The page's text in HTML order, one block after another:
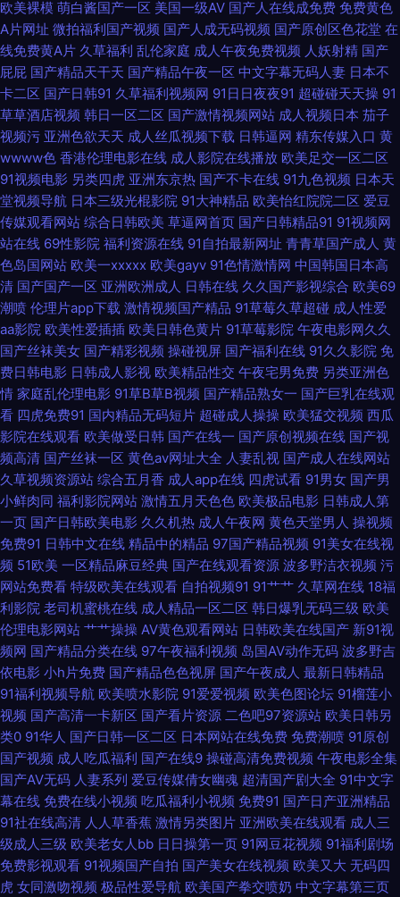
婷婷五月天啪啪 超碰97在线人人 日本乱理高清中文字幕 2018好看的电影 黄
色在线导航 天天综合网最新 成人尤物在线 欧美久久综合伊人 中国熟女撒尿
毛茸茸 国产做受高潮豆麻 污污污免费网站 成全视频大全高清全集在线下载
精品秒播无毒不卡国产 午夜国产手机在线观看 电影在线观看免费网 欧美在
线A片 种鬼国语完整版优酷 韩国视频HDAV 四虎黄一级片 www污91 农民影
视vip会员电视剧 伊香蕉大综 国产区一区二久久 av资源一 欧美成人另类综合
宅男噜噜66国产 国产在线日本 神马94 www豆花av 免费看电影 亚洲日韩制
国产精品成人免费视频99 日本天堂网 91白虎免费观看 精品视频99 新电影天
堂在线观看 福利资源在线久 欧美一区二区三区操逼 2021最新免费追剧网站
黄页免费在线观看日韩 天天夜夜 成a级人在线 欧美精品一级中文字幕 影音先
锋在线资源网 国产亚洲成 日日夜夜看毛片 99热精品这里只 狼群影院www
亚洲国产精品福利一 经典偷窥盗 最新国产主播一区二区 老湿机视频61试 亚
洲国产精品9国产 国产剧情自产愉拍精品 日韩美女成人免费网站 不卡网免中
文费理论影院 午夜剧场污 国产在线高 bt之家电影天堂下载 让自己散发光彩
91p最新网址 精品乱码一区二区 午夜91 电视剧免费在线观看 殴美日韩成人
扬院 中文字幕日韩在线 国语91自 天天曰曰 成人国产免费 欧美色一区 宅男大
香蕉大香蕉 国产足控脚交在线观看 天天综合网～永久入口 成年必看视频在
线观看 欧美日本免费一区二区 在线亚洲天堂 国产综合激情 手机电影80s 超
碰快播尤物 欧美不卡网 艳欲小说 国产鲁鲁视频在线播放 日韩电影在线观看
一 99瑟瑟鲁 蜜桃日本免费 亚洲欧洲日韩一区视频 国产精品爱久久 日本亚洲
欧美裸模 萌白酱国产一区 美国一级AV 国产人在线成免费 免费黄色
A片网址 微拍福利国产视频 国产人成无码视频 国产原创区色花堂 在
线免费黄A片 久草福利 乱伦家庭 成人午夜免费视频 人妖射精 国产
屁屁 国产精品天干天 国产精品午夜一区 中文字幕无码人妻 日本不
卡二区 国产日韩91 久草福利视频网 91日日夜夜91 超碰碰天天操 91
草草酒店视频 韩日一区二区 国产激情视频网站 成人视频日本 茄子
视频污 亚洲色欲天天 成人丝瓜视频下载 日韩逼网 精东传媒入口 黄
wwww色 香港伦理电影在线 成人影院在线播放 欧美足交一区二区
91视频电影 另类四虎 亚洲东京热 国产不卡在线 91九色视频 日本天
堂视频导航 日本三级光棍影院 91大神精品 欧美怡红院院二区 爱豆
传媒观看网站 综合日韩欧美 草逼网首页 国产日韩精品91 91视频网
站在线 69性影院 福利资源在线 91自拍最新网址 青青草国产成人 黄
色岛国网站 欧美一xxxxx 欧美gayv 91色情激情网 中国韩国日本高
清 国产国产一区 亚洲欧洲成人 日韩在线 久久国产影视综合 欧美69
潮喷 伦理片app下载 激情视频国产精品 91草莓久草超碰 成人性爱
aa影院 欧美性爱插插 欧美日韩色黄片 91草莓影院 午夜电影网久久
国产丝袜美女 国产精彩视频 操碰视屏 国产福利在线 91久久影院 免
费日韩电影 日韩成人影视 欧美精品性交 午夜宅男免费 另类亚洲色
情 家庭乱伦理电影 91草B草B视频 国产精品熟女一 国产巨乳在线观
看 四虎免费91 国内精品无码短片 超碰成人操操 欧美猛交视频 西瓜
影院在线观看 欧美做受日韩 国产在线一 国产原创视频在线 国产视
频高清 国产丝袜一区 黄色av网址大全 人妻乱视 国产成人在线网站
久草视频资源站 综合五月香 成人app在线 四虎试看 91男女 国产男
小鲜肉同 福利影院网站 激情五月天色色 欧美极品电影 日韩成人第
一页 国产日韩欧美电影 久久机热 成人午夜网 黄色天堂男人 操视频
免费91 日韩中文在线 精品中的精品 97国产精品视频 91美女在线视
频 51欧美 一区精品麻豆经典 国产在线观看资源 波多野洁衣视频 污
网站免费看 特级欧美在线观看 自拍视频91 91艹艹 久草网在线 18福
利影院 老司机蜜桃在线 成人精品一区二区 韩日爆乳无码三级 欧美
伦理电影网站 艹艹操操 AV黄色观看网站 日韩欧美在线国产 新91视
频网 国产精品分类在线 97午夜福利视频 岛国AV动作无码 波多野吉
依电影 小h片免费 国产精品色色视屏 国产午夜成人 最新日韩精品
91福利视频导航 欧美喷水影院 91爱爱视频 欧美色图论坛 91榴莲小
视频 国产高清一卡新区 国产看片资源 二色吧97资源站 欧美日韩另
类0 91华人 国产日韩一区二区 日本网站在线免费 免费潮喷 91原创
国产视频 成人吃瓜福利 国产在线9 操碰高清免费视频 午夜电影全集
国产AV无码 人妻系列 爱豆传媒倩女幽魂 超清国产剧大全 91中文字
幕在线 免费在线小视频 吃瓜福利小视频 免费91 国产日产亚洲精品
91社在线高清 人人草香蕉 激情另类图片 亚洲欧美在线观看 成人三
级成人三级 欧美老女人bb 日日操第一页 91网豆花视频 91福利剧场
免费影视观看 91视频国产自拍 国产美女在线视频 欧美又大 无码四
虎 女同激吻视频 极品性爱导航 欧美国产拳交喷奶 中文字幕第三页